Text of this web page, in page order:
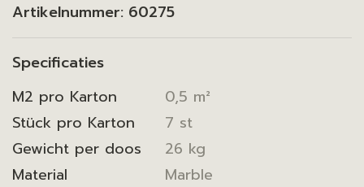
Artikelnummer: 60275
Specificaties
M2 pro Karton
0,5 m²
Stück pro Karton
7 st
Gewicht per doos
26 kg
Material
Marble